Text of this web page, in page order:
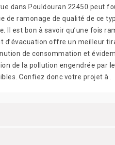
dans Pouldouran 22450 peut
de ramonage de qualité de ce
Il est bon à savoir qu’une fois
d’évacuation offre un meilleur
de consommation et
de la pollution engendrée par
Confiez donc votre projet à .